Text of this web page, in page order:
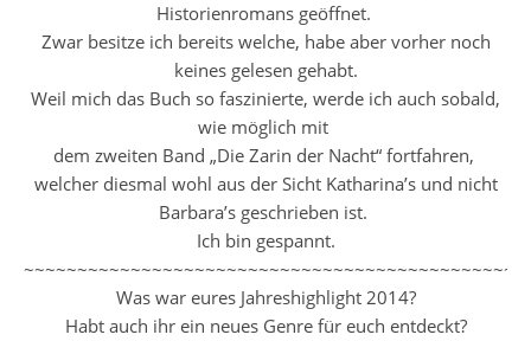
Historienromans geöffnet.
Zwar besitze ich bereits welche, habe aber vorher noch
keines gelesen gehabt.
Weil mich das Buch so faszinierte, werde ich auch sobald,
wie möglich mit
dem zweiten Band „Die Zarin der Nacht“ fortfahren,
welcher diesmal wohl aus der Sicht Katharina’s und nicht
Barbara’s geschrieben ist.
Ich bin gespannt.
Was war eures Jahreshighlight 2014?
Habt auch ihr ein neues Genre für euch entdeckt?